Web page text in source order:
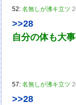
52:名無しが沸キ立ツ
>>28
自分の体も大
57:名無しが沸キ立ツ
>>28